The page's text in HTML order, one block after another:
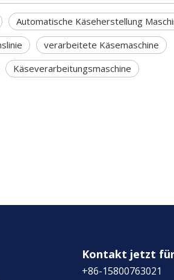
Automatische Käseherstellung
verarbeitete Käsemaschine
Käseverarbeitungsmaschine
Kontakt jetzt für
+86-15800763021